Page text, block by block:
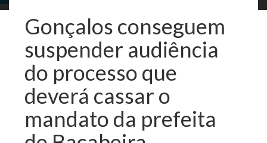
Gonçalos conseguem
suspender audiência
do processo que
deverá cassar o
mandato da prefeita